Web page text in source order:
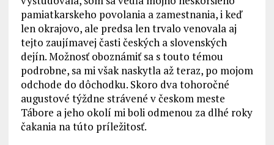
pamiatkarskeho povolania a zamestnania, i keď
len okrajovo, ale predsa len trvalo venovala aj
tejto zaujímavej časti českých a slovenských
dejín. Možnosť oboznámiť sa s touto témou
podrobne, sa mi však naskytla až teraz, po mojom
odchode do dôchodku. Skoro dva tohoročné
augustové týždne strávené v českom meste
Tábore a jeho okolí mi boli odmenou za dlhé roky
čakania na túto príležitosť.